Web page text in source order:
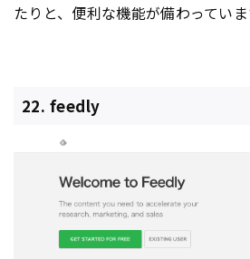
たりと、便利な機能が備わっていま
22. feedly